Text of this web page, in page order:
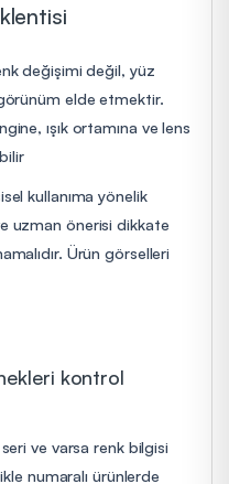
değişimi değil, yüz
elde etmektir.
ışık ortamına ve lens
kullanıma yönelik
uzman önerisi dikkate
Ürün görselleri
kontrol
ve varsa renk bilgisi
numaralı ürünlerde